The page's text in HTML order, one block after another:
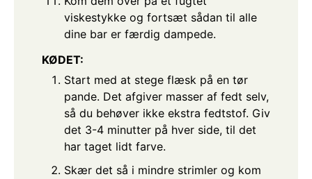
viskestykke og fortsæt sådan til alle
dine bar er færdig dampede.
KØDET:
Start med at stege flæsk på en tør
pande. Det afgiver masser af fedt selv,
så du behøver ikke ekstra fedtstof. Giv
det 3-4 minutter på hver side, til det
har taget lidt farve.
Skær det så i mindre strimler og kom